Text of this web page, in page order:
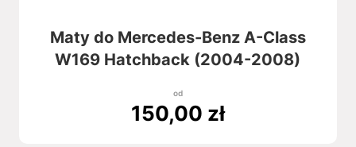
Maty do Mercedes-Benz A-Class
W169 Hatchback (2004-2008)
od
150,00 zł